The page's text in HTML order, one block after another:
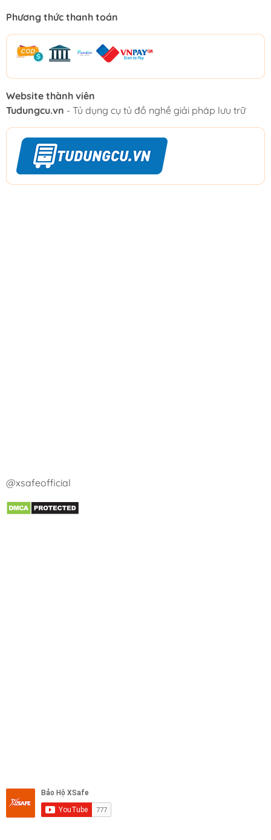
Phương thức thanh toán
Website thành viên
Tudungcu.vn - Tủ dụng cụ tủ đồ nghề giải pháp lưu trữ
@xsafeofficial